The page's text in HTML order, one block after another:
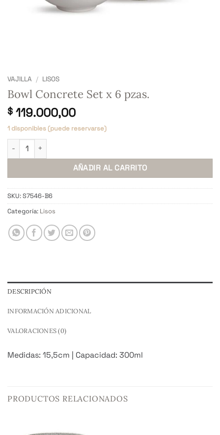
VAJILLA / LISOS
Bowl Concrete Set x 6 pzas.
$ 119.000,00
1 disponibles (puede reservarse)
Bowl Concrete Set x 6 pzas. cantidad
AÑADIR AL CARRITO
SKU:S7546-B6
Categoría: Lisos
DESCRIPCIÓN
INFORMACIÓN ADICIONAL
VALORACIONES (0)
Medidas: 15,5cm | Capacidad: 300ml
PRODUCTOS RELACIONADOS